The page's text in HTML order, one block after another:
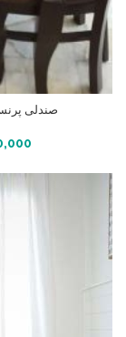
صندلی